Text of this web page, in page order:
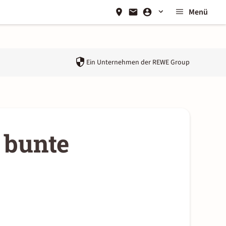
Menü
Ein Unternehmen der REWE Group